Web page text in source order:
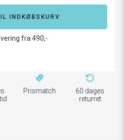
INDKØBSKURV
fra 490,-
Prismatch
60 dages
returret